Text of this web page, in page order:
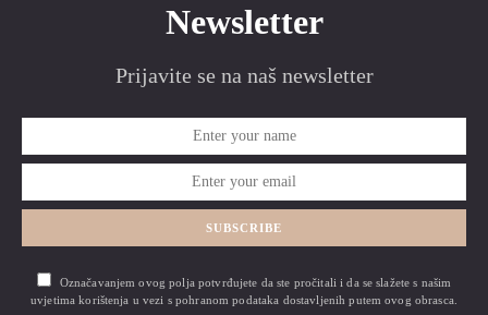
Newsletter
Prijavite se na naš newsletter
SUBSCRIBE
Označavanjem ovog polja potvrđujete da ste pročitali i da se slažete s našim
uvjetima korištenja u vezi s pohranom podataka dostavljenih putem ovog obrasca.